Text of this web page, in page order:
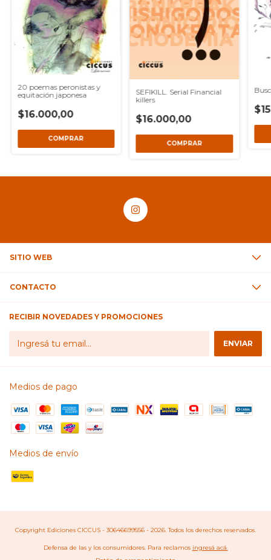
20 poemas peronistas y
equitación japonesa
$16.000,00
SEFIKILL. Serial Financial
killers
$16.000,00
SITIO WEB
CONTACTO
RECIBIR NOVEDADES Y PROMOCIONES
Medios de pago
Medios de envío
Copyright Ediciones CICCUS - 30646699556 - 2026. Todos los derechos reservados.
Defensa de las y los consumidores. Para reclamos ingresá acá.